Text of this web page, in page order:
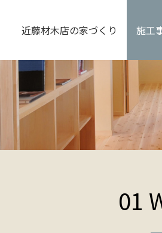
近藤材木店の家づくり 施工
01